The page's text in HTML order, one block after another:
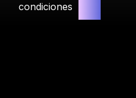
condiciones